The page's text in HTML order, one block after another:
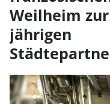
Weilheim
jährigen